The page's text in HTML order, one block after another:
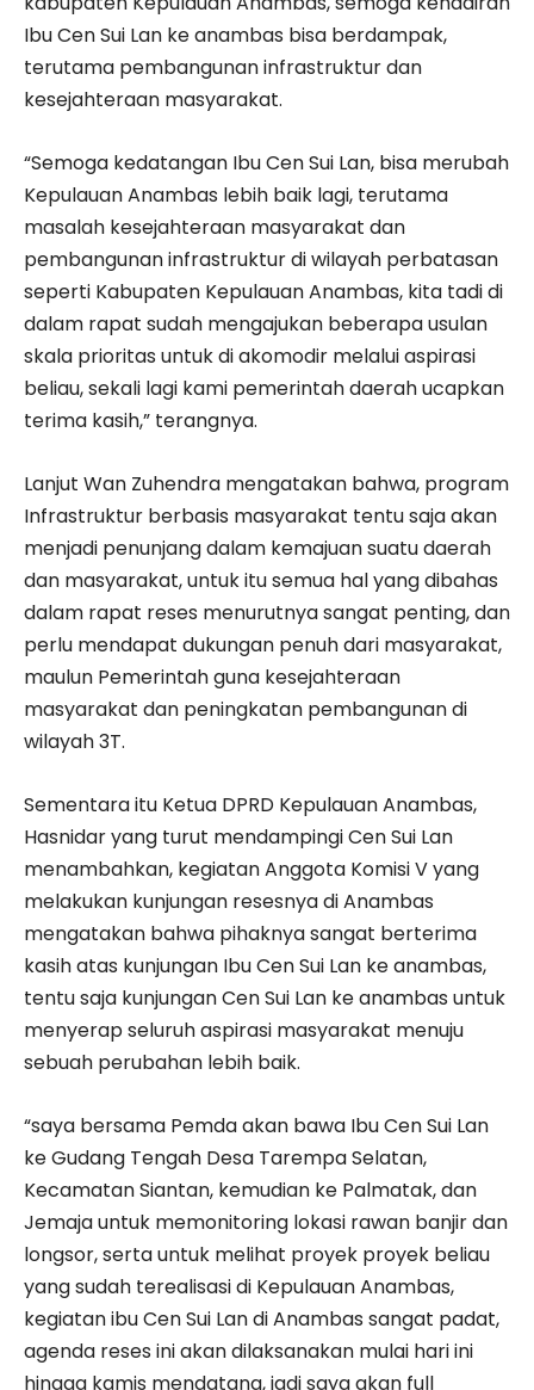
Ibu Cen Sui Lan ke anambas bisa berdampak,
terutama pembangunan infrastruktur dan
kesejahteraan masyarakat.
“Semoga kedatangan Ibu Cen Sui Lan, bisa merubah
Kepulauan Anambas lebih baik lagi, terutama
masalah kesejahteraan masyarakat dan
pembangunan infrastruktur di wilayah perbatasan
seperti Kabupaten Kepulauan Anambas, kita tadi di
dalam rapat sudah mengajukan beberapa usulan
skala prioritas untuk di akomodir melalui aspirasi
beliau, sekali lagi kami pemerintah daerah ucapkan
terima kasih,” terangnya.
Lanjut Wan Zuhendra mengatakan bahwa, program
Infrastruktur berbasis masyarakat tentu saja akan
menjadi penunjang dalam kemajuan suatu daerah
dan masyarakat, untuk itu semua hal yang dibahas
dalam rapat reses menurutnya sangat penting, dan
perlu mendapat dukungan penuh dari masyarakat,
maulun Pemerintah guna kesejahteraan
masyarakat dan peningkatan pembangunan di
wilayah 3T.
Sementara itu Ketua DPRD Kepulauan Anambas,
Hasnidar yang turut mendampingi Cen Sui Lan
menambahkan, kegiatan Anggota Komisi V yang
melakukan kunjungan resesnya di Anambas
mengatakan bahwa pihaknya sangat berterima
kasih atas kunjungan Ibu Cen Sui Lan ke anambas,
tentu saja kunjungan Cen Sui Lan ke anambas untuk
menyerap seluruh aspirasi masyarakat menuju
sebuah perubahan lebih baik.
“saya bersama Pemda akan bawa Ibu Cen Sui Lan
ke Gudang Tengah Desa Tarempa Selatan,
Kecamatan Siantan, kemudian ke Palmatak, dan
Jemaja untuk memonitoring lokasi rawan banjir dan
longsor, serta untuk melihat proyek proyek beliau
yang sudah terealisasi di Kepulauan Anambas,
kegiatan ibu Cen Sui Lan di Anambas sangat padat,
agenda reses ini akan dilaksanakan mulai hari ini
hingga kamis mendatang, jadi saya akan full